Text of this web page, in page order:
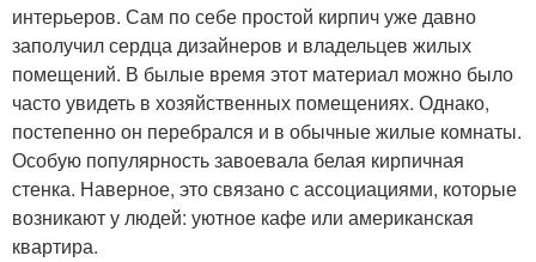
интерьеров. Сам по себе простой кирпич уже давно
заполучил сердца дизайнеров и владельцев жилых
помещений. В былые время этот материал можно было
часто увидеть в хозяйственных помещениях. Однако,
постепенно он перебрался и в обычные жилые комнаты.
Особую популярность завоевала белая кирпичная
стенка. Наверное, это связано с ассоциациями, которые
возникают у людей: уютное кафе или американская
квартира.